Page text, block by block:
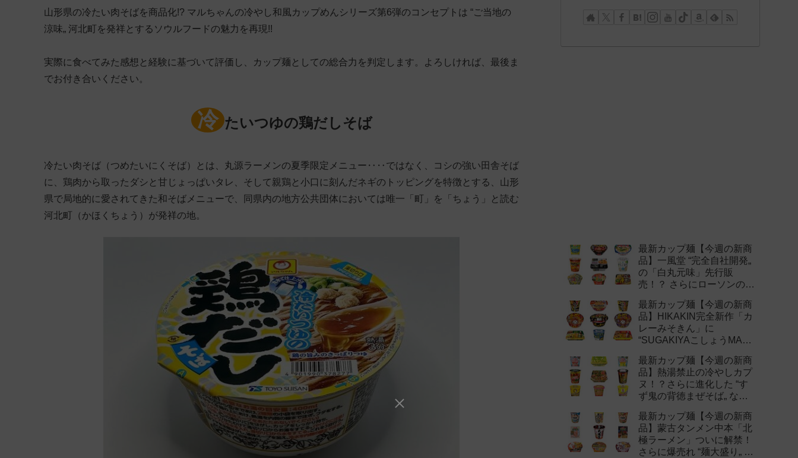
山形県の冷たい肉そばを商品化!? マルちゃんの冷やし和風カップめんシリーズ第6弾のコンセプトは “ご当地の
涼味„ 河北町を発祥とするソウルフードの魅力を再現!!
実際に食べてみた感想と経験に基づいて評価し、カップ麺としての総合力を判定します。よろしければ、最後ま
でお付き合いください。
冷 たいつゆの鶏だしそば
冷たい肉そば（つめたいにくそば）とは、丸源ラーメンの夏季限定メニュー‥‥ではなく、コシの強い田舎そば
に、鶏肉から取ったダシと甘じょっぱいタレ、そして親鶏と小口に刻んだネギのトッピングを特徴とする、山形
県で局地的に愛されてきた和そばメニューで、同県内の地方公共団体においては唯一「町」を「ちょう」と読む
河北町（かほくちょう）が発祥の地。
最新カップ麺【今週の新商
品】一風堂 “完全自社開発„
の「白丸元味」先行販
売！？ さらにローソンの激
新作まとめ！
最新カップ麺【今週の新商
品】HIKAKIN完全新作「カ
レーみそきん」に
“SUGAKIYAこしょうMAX„
最新カップ麺【今週の新商
品】熱湯禁止の冷やしカプ
ヌ！？さらに進化した “す
ず鬼の背徳まぜそば„ など
最新カップ麺【今週の新商
品】蒙古タンメン中本「北
極ラーメン」ついに解禁！
さらに爆売れ “麺大盛り„ シ